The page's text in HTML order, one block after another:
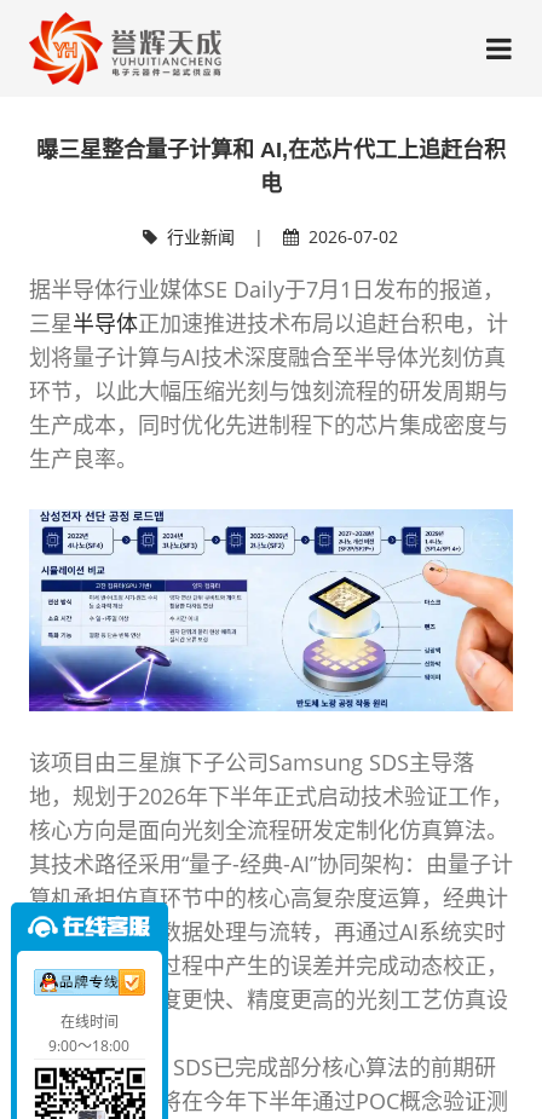
曝三星整合量子计算和 AI,在芯片代工上追赶台积
电
行业新闻 | 2026-07-02
据半导体行业媒体SE Daily于7月1日发布的报道，
三星半导体正加速推进技术布局以追赶台积电，计
划将量子计算与AI技术深度融合至半导体光刻仿真
环节，以此大幅压缩光刻与蚀刻流程的研发周期与
生产成本，同时优化先进制程下的芯片集成密度与
生产良率。
该项目由三星旗下子公司Samsung SDS主导落
地，规划于2026年下半年正式启动技术验证工作，
核心方向是面向光刻全流程研发定制化仿真算法。
其技术路径采用“量子-经典-AI”协同架构：由量子计
算机承担仿真环节中的核心高复杂度运算，经典计
算机负责后续数据处理与流转，再通过AI系统实时
识别量子运算过程中产生的误差并完成动态校正，
最终搭建出速度更快、精度更高的光刻工艺仿真设
计能力。
目前Samsung SDS已完成部分核心算法的前期研
发，下一阶段将在今年下半年通过POC概念验证测
在线时间
9:00～18:00